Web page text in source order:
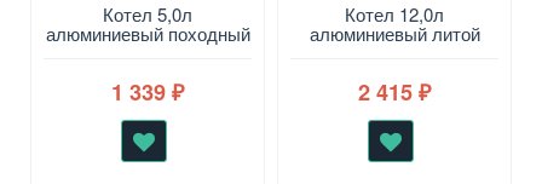
Котел 5,0л
алюминиевый походный
с крышкой-сковородой
1 339 ₽
Котел 12,0л
алюминиевый литой
2 415 ₽